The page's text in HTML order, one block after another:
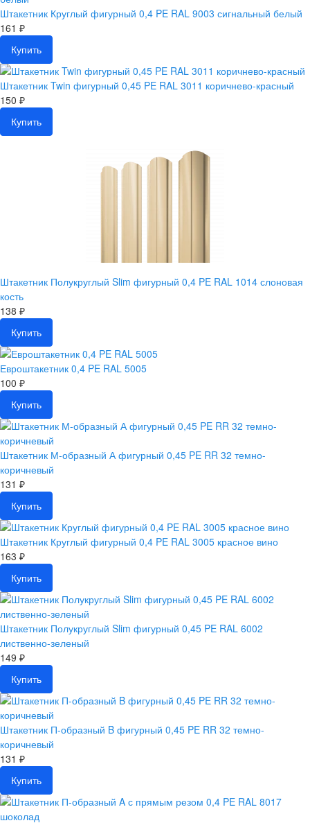
Штакетник Круглый фигурный 0,4 PE RAL 9003 сигнальный белый
161 ₽
Купить
Штакетник Twin фигурный 0,45 PE RAL 3011 коричнево-красный
150 ₽
Купить
Штакетник Полукруглый Slim фигурный 0,4 PE RAL 1014 слоновая
кость
138 ₽
Купить
Евроштакетник 0,4 PE RAL 5005
100 ₽
Купить
Штакетник М-образный А фигурный 0,45 PE RR 32 темно-
коричневый
131 ₽
Купить
Штакетник Круглый фигурный 0,4 PE RAL 3005 красное вино
163 ₽
Купить
Штакетник Полукруглый Slim фигурный 0,45 PE RAL 6002
лиственно-зеленый
149 ₽
Купить
Штакетник П-образный B фигурный 0,45 PE RR 32 темно-
коричневый
131 ₽
Купить